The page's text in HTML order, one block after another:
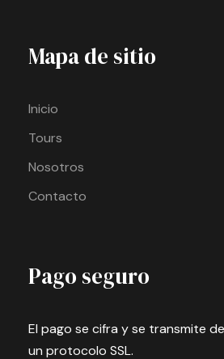
Mapa de sitio
Inicio
Tours
Nosotros
Contacto
Pago seguro
El pago se cifra y se transmite
un protocolo SSL.